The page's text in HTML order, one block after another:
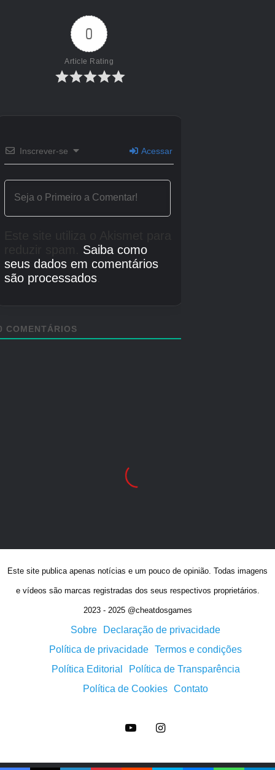
Tudo na linha Hatenna é do tipo Psíquico, exceto Hatterene, que
ganha o tipo Fada. Imagem via pokemon.com |
A Companhia Pokémon
Boa sorte na caça à brilhante Hatenna!
Este site publica apenas notícias e um pouco de opinião. Todas imagens
e vídeos são marcas registradas dos seus respectivos proprietários.
2023 - 2025 @cheatdosgames
Sobre
Declaração de privacidade
Política de privacidade Termos e condições
Política Editorial
Política de Transparência
Política de Cookies Contato
YouTubeInstagram